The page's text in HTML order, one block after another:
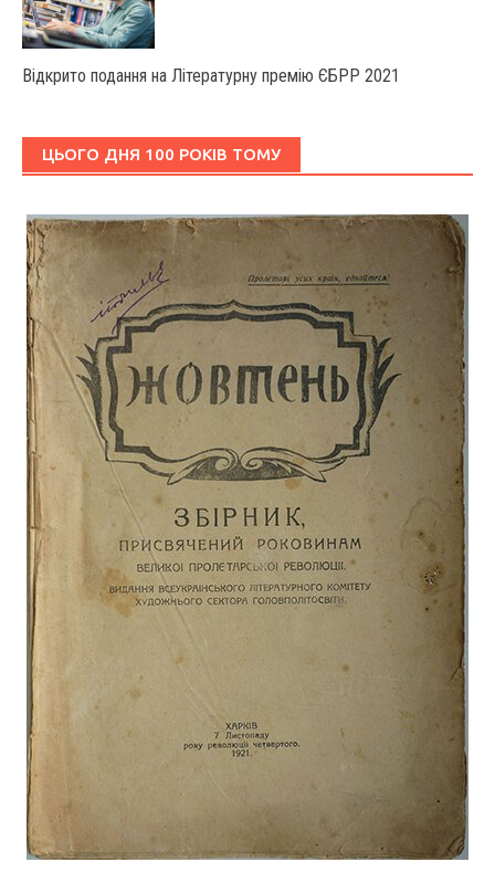
Відкрито подання на Літературну премію ЄБРР 2021
ЦЬОГО ДНЯ 100 РОКІВ ТОМУ